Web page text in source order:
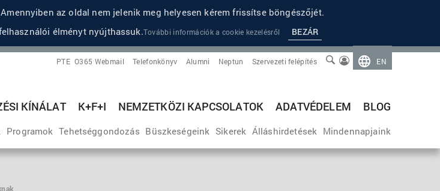
az oldal nem jelenik meg helyesen kérem frissítse böngészőjét.
élményt nyújthassuk.További információk a cookie kezelésről BEZÁR
EN
Szervezeti felépítés
Neptun
Alumni
Telefonkönyv
O365 Webmail
PTE
KÍNÁLAT K+F+I NEMZETKÖZI KAPCSOLATOK ADATVÉDELEM BLOG
Programok Tehetséggondozás Büszkeségeink Sikerek Álláshirdetések Mindennapjaink